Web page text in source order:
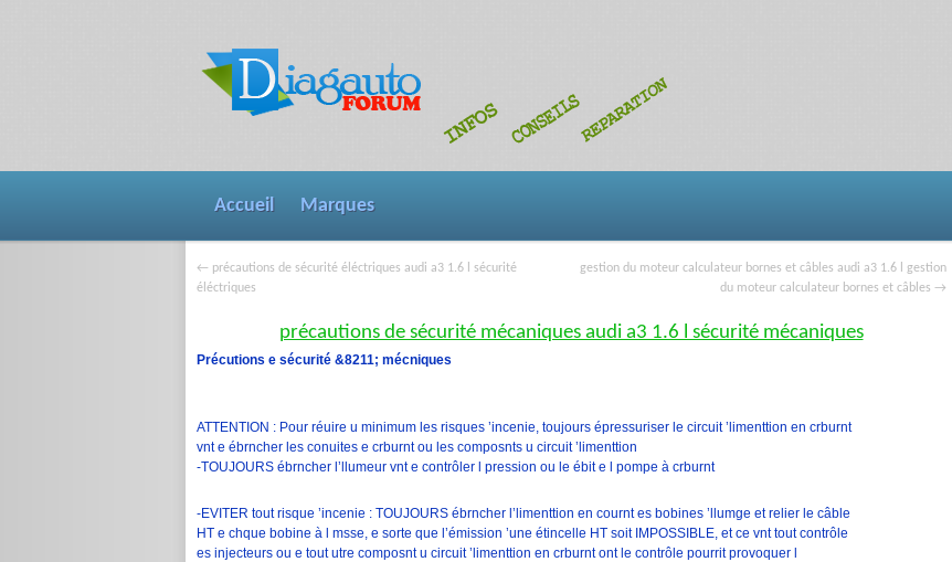
Accueil Marques
← précautions de sécurité éléctriques audi a3 1.6 l sécurité
éléctriques
gestion du moteur calculateur bornes et câbles audi a3 1.6 l gestion
du moteur calculateur bornes et câbles →
précautions de sécurité mécaniques audi a3 1.6 l sécurité mécaniques
Précutions e sécurité &8211; mécniques
ATTENTION : Pour réuire u minimum les risques ’incenie, toujours épressuriser le circuit ’limenttion en crburnt
vnt e ébrncher les conuites e crburnt ou les composnts u circuit ’limenttion
-TOUJOURS ébrncher l’llumeur vnt e contrôler l pression ou le ébit e l pompe à crburnt
-EVITER tout risque ’incenie : TOUJOURS ébrncher l’limenttion en cournt es bobines ’llumge et relier le câble
HT e chque bobine à l msse, e sorte que l’émission ’une étincelle HT soit IMPOSSIBLE, et ce vnt tout contrôle
es injecteurs ou e tout utre composnt u circuit ’limenttion en crburnt ont le contrôle pourrit provoquer l